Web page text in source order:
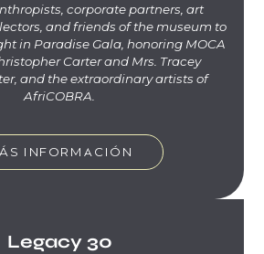
corporate partners, art
and friends of the museum to
in Paradise Gala, honoring MOCA
Carter and Mrs. Tracey
and the extraordinary artists of
AfriCOBRA.
INFORMACIÓN
Legacy 30